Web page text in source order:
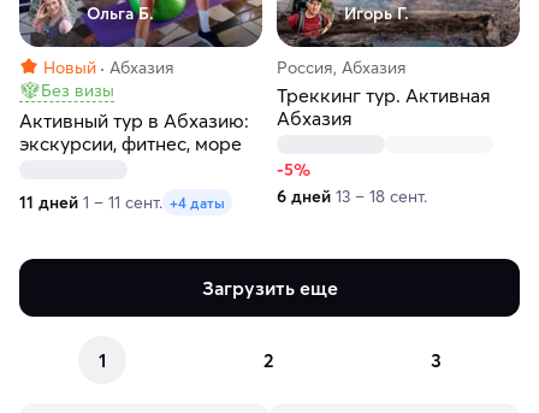
Ольга Б.
Новый
Абхазия
Без визы
Активный тур в Абхазию:
экскурсии, фитнес, море
11 дней 1 – 11 сент. +4 даты
Игорь Г.
Россия, Абхазия
Треккинг тур. Активная
Абхазия
-5%
6 дней 13 – 18 сент.
Загрузить еще
1 2 3